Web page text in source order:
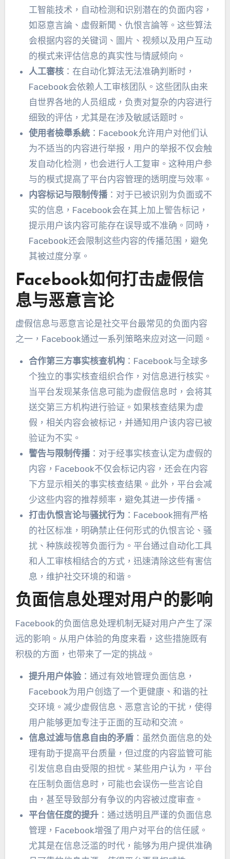
工智能技术 ， 自动检测和识别潜在的负面内容 ，
如惡意言論、虛假新聞、仇恨言論等。 这些算法
会根据内容的关键词 、圖片、 视频以及用户互动
的模式来评估信息的真实性与情感倾向 。
人工審核： 在自动化算法无法准确判断时，
Facebook会依赖人工审核团队 。 这些团队由来
自世界各地的人员组成， 负责对复杂的内容进行
细致的评估， 尤其是在涉及敏感话题时。
使用者檢舉系統： Facebook允许用户对他们认
为不适当的内容进行举报 ， 用户的举报不仅会触
发自动化检测 ， 也会进行人工复审 。 这种用户参
与的模式提高了平台内容管理的透明度与效率 。
内容标记与限制传播： 对于已被识别为负面或不
实的信息 ， Facebook会在其上加上警告标记，
提示用户该内容可能存在误导或不准确 。同時，
Facebook还会限制这些内容的传播范围 ， 避免
其被过度分享 。
Facebook如何打击虚假信
息与恶意言论
虚假信息与恶意言论是社交平台最常见的负面内容
之一， Facebook通过一系列策略来应对这一问题 。
合作第三方事实核查机构： Facebook与全球多
个独立的事实核查组织合作， 对信息进行核实 。
当平台发现某条信息可能为虚假信息时， 会将其
送交第三方机构进行验证 。 如果核查结果为虚
假 ， 相关内容会被标记， 并通知用户该内容已被
验证为不实 。
警告与限制传播： 对于经事实核查认定为虚假的
内容 ， Facebook不仅会标记内容 ， 还会在内容
下方显示相关的事实核查结果 。此外， 平台会减
少这些内容的推荐频率 ， 避免其进一步传播。
打击仇恨言论与骚扰行为 ： Facebook拥有严格
的社区标准， 明确禁止任何形式的仇恨言论、 骚
扰、 种族歧视等负面行为 。 平台通过自动化工具
和人工审核相结合的方式， 迅速清除这些有害信
息 ， 维护社交环境的和谐 。
负面信息处理对用户的影响
Facebook的负面信息处理机制无疑对用户产生了深
远的影响 。 从用户体验的角度来看 ， 这些措施既有
积极的方面 ， 也带来了一定的挑战。
提升用户体验： 通过有效地管理负面信息 ，
Facebook为用户创造了一个更健康、 和谐的社
交环境 。 减少虚假信息 、 恶意言论的干扰， 使得
用户能够更加专注于正面的互动和交流。
信息过滤与信息自由的矛盾： 虽然负面信息的处
理有助于提高平台质量 ， 但过度的内容监管可能
引发信息自由受限的担忧 。 某些用户认为 ， 平台
在压制负面信息时， 可能也会误伤一些言论自
由 ， 甚至导致部分有争议的内容被过度审查 。
平台信任度的提升： 通过透明且严谨的负面信息
管理 ， Facebook增强了用户对平台的信任感。
尤其是在信息泛滥的时代， 能够为用户提供准确